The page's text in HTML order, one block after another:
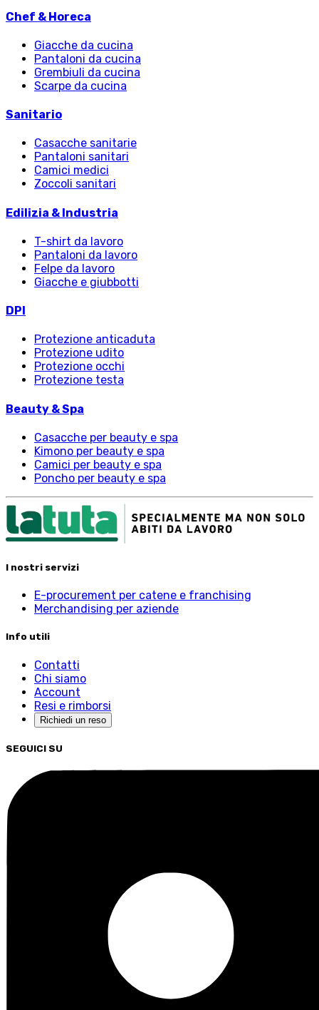
Chef & Horeca
Giacche da cucina
Pantaloni da cucina
Grembiuli da cucina
Scarpe da cucina
Sanitario
Casacche sanitarie
Pantaloni sanitari
Camici medici
Zoccoli sanitari
Edilizia & Industria
T-shirt da lavoro
Pantaloni da lavoro
Felpe da lavoro
Giacche e giubbotti
DPI
Protezione anticaduta
Protezione udito
Protezione occhi
Protezione testa
Beauty & Spa
Casacche per beauty e spa
Kimono per beauty e spa
Camici per beauty e spa
Poncho per beauty e spa
I nostri servizi
E-procurement per catene e franchising
Merchandising per aziende
Info utili
Contatti
Chi siamo
Account
Resi e rimborsi
Richiedi un reso
SEGUICI SU